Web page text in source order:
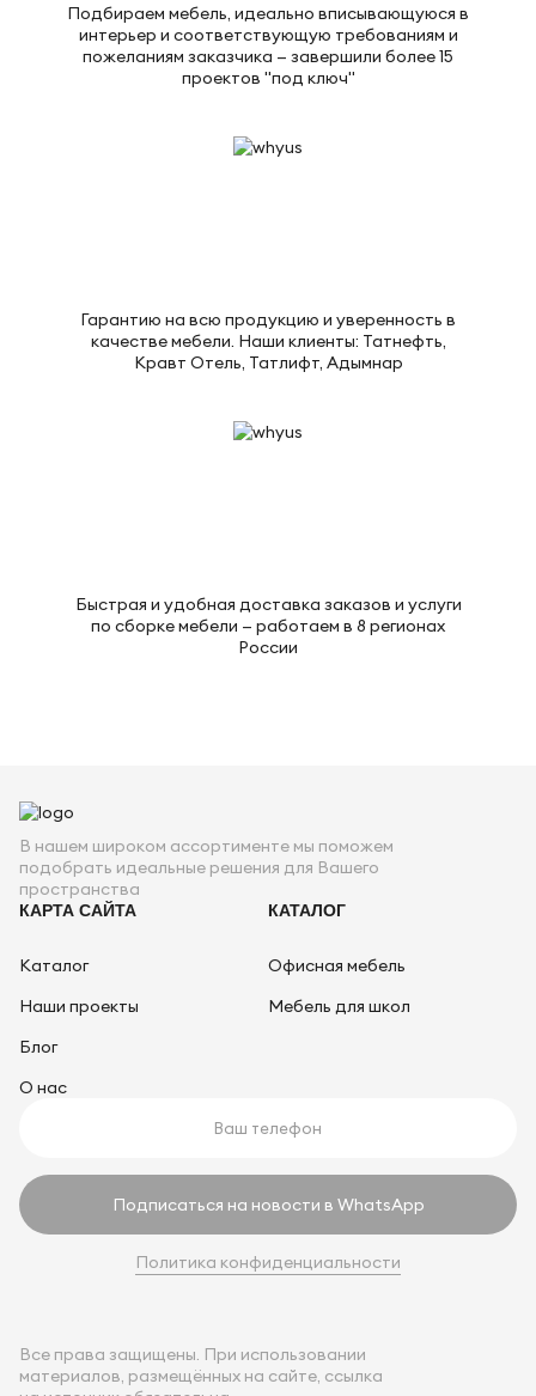
Подбираем мебель, идеально вписывающуюся в
интерьер и соответствующую требованиям и
пожеланиям заказчика — завершили более 15
проектов "под ключ"
Гарантию на всю продукцию и уверенность в
качестве мебели. Наши клиенты: Татнефть,
Кравт Отель, Татлифт, Адымнар
Быстрая и удобная доставка заказов и услуги
по сборке мебели — работаем в 8 регионах
России
В нашем широком ассортименте мы поможем
подобрать идеальные решения для Вашего
пространства
КАРТА САЙТА
Каталог
Наши проекты
Блог
О нас
КАТАЛОГ
Офисная мебель
Мебель для школ
Подписаться на новости в WhatsApp
Политика конфиденциальности
Все права защищены. При использовании
материалов, размещённых на сайте, ссылка